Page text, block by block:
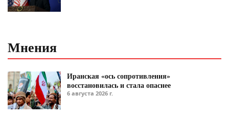
Мнения
Иранская «ось сопротивления»
восстановилась и стала опаснее
6 августа 2026 г.